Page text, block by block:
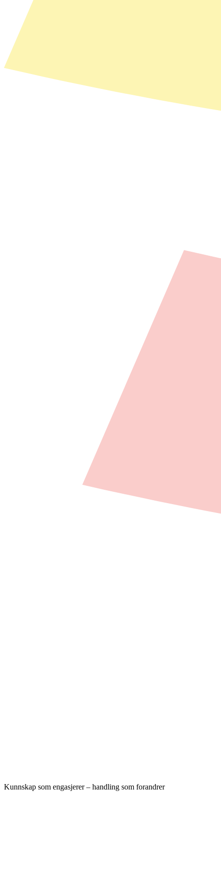
Kunnskap som engasjerer – handling som forandrer